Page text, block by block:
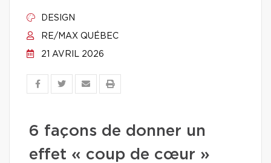
DESIGN
RE/MAX QUÉBEC
21 AVRIL 2026
6 façons de donner un
effet « coup de cœur »